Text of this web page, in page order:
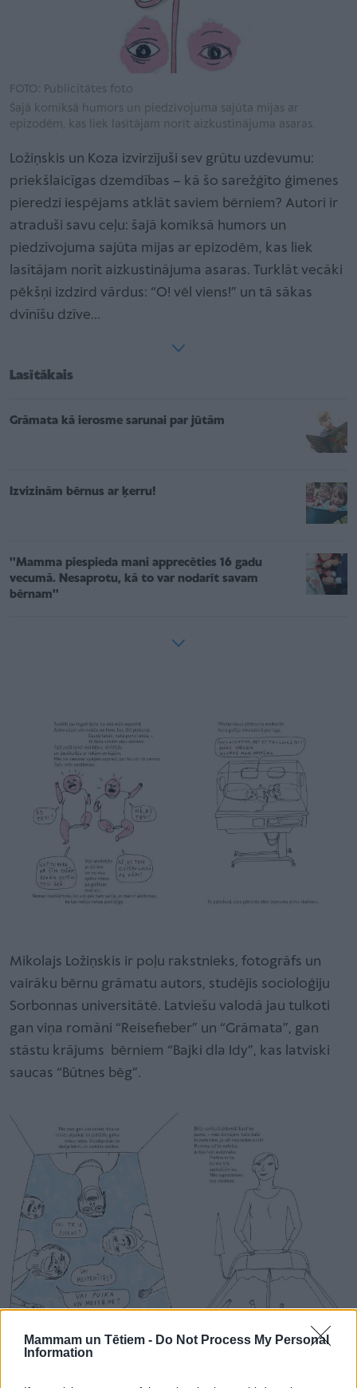
Mammam un Tētiem - Do Not Process My Personal
Information
FOTO: Publicitātes foto
Šajā komiksā humors un piedzīvojuma sajūta mijas ar
epizodēm, kas liek lasītājam norīt aizkustinājuma asaras.
Ložiņskis un Koza izvirzījuši sev grūtu uzdevumu:
priekšlaicīgas dzemdības – kā šo sarežģīto ģimenes
pieredzi iespējams atklāt saviem bērniem? Autori ir
atraduši savu ceļu: šajā komiksā humors un
piedzīvojuma sajūta mijas ar epizodēm, kas liek
lasītājam norīt aizkustinājuma asaras. Turklāt vecāki
pēkšņi izdzird vārdus: “O! vēl viens!” un tā sākas
dvīnīšu dzīve…
Lasītākais
Grāmata kā ierosme sarunai par jūtām
Izvizinām bērnus ar ķerru!
''Mamma piespieda mani apprecēties 16 gadu
vecumā. Nesaprotu, kā to var nodarīt savam
bērnam''
Mikolajs Ložiņskis ir poļu rakstnieks, fotogrāfs un
vairāku bērnu grāmatu autors, studējis socioloģiju
Sorbonnas universitātē. Latviešu valodā jau tulkoti
gan viņa romāni “Reisefieber” un “Grāmata”, gan
stāstu krājums bērniem “Bajki dla Idy”, kas latviski
saucas “Būtnes bēg”.